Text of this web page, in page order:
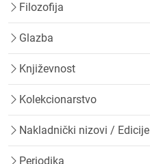
Filozofija
Glazba
Književnost
Kolekcionarstvo
Nakladnički nizovi / Edicije
Periodika